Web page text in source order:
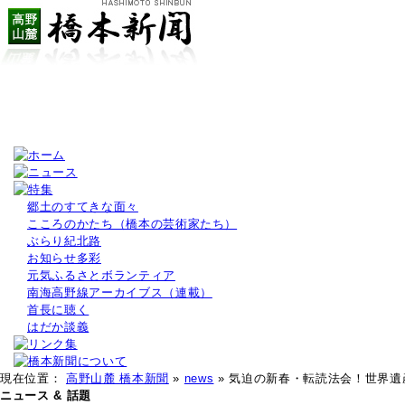
郷土のすてきな面々
こころのかたち（橋本の芸術家たち）
ぶらり紀北路
お知らせ多彩
元気ふるさとボランティア
南海高野線アーカイブス（連載）
首長に聴く
はだか談義
現在位置： 高野山麓 橋本新聞 » news » 気迫の新春・転読法会！世界
ニュース & 話題